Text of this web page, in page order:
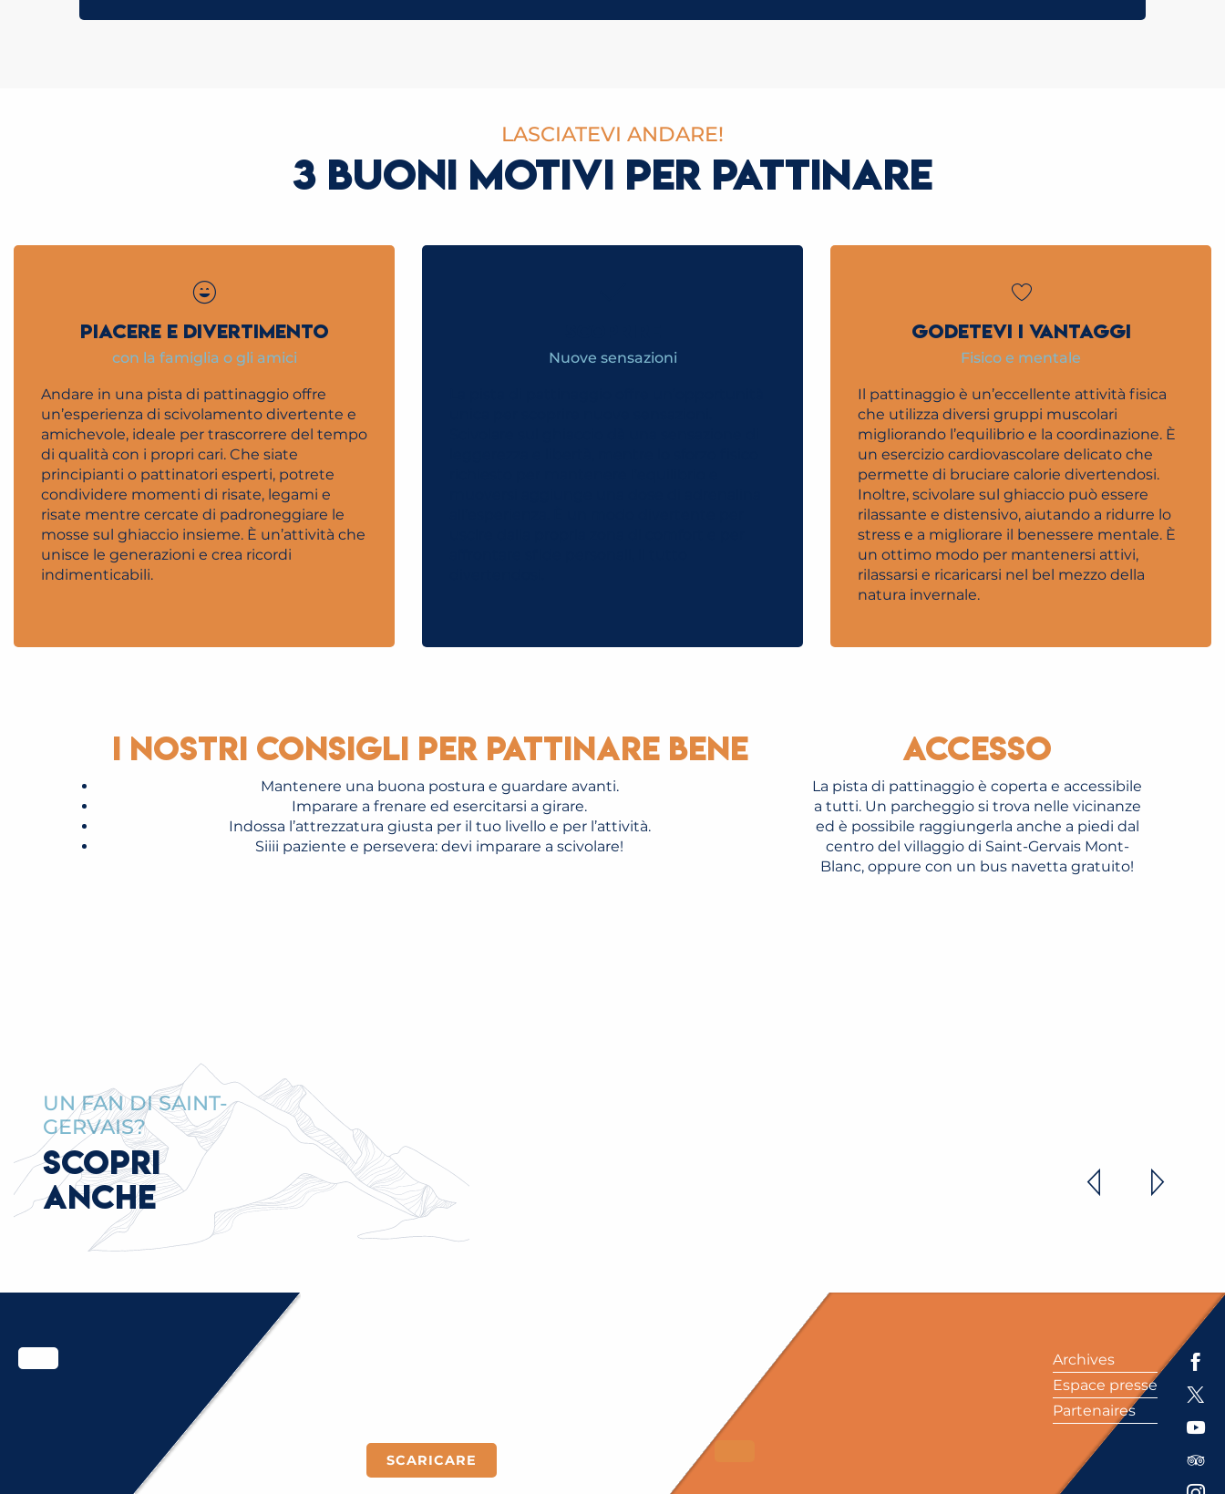
LASCIATEVI ANDARE!
3 BUONI MOTIVI PER PATTINARE
PIACERE E DIVERTIMENTO
con la famiglia o gli amici
Andare in una pista di pattinaggio offre
un’esperienza di scivolamento divertente e
amichevole, ideale per trascorrere del tempo
di qualità con i propri cari. Che siate
principianti o pattinatori esperti, potrete
condividere momenti di risate, legami e
risate mentre cercate di padroneggiare le
mosse sul ghiaccio insieme. È un’attività che
unisce le generazioni e crea ricordi
indimenticabili.
Nuove sensazioni
GODETEVI I VANTAGGI
Fisico e mentale
Il pattinaggio è un’eccellente attività fisica
che utilizza diversi gruppi muscolari
migliorando l’equilibrio e la coordinazione. È
un esercizio cardiovascolare delicato che
permette di bruciare calorie divertendosi.
Inoltre, scivolare sul ghiaccio può essere
rilassante e distensivo, aiutando a ridurre lo
stress e a migliorare il benessere mentale. È
un ottimo modo per mantenersi attivi,
rilassarsi e ricaricarsi nel bel mezzo della
natura invernale.
I nostri consigli per pattinare bene
Mantenere una buona postura e guardare avanti.
Imparare a frenare ed esercitarsi a girare.
Indossa l’attrezzatura giusta per il tuo livello e per l’attività.
Siiii paziente e persevera: devi imparare a scivolare!
Accesso
La pista di pattinaggio è coperta e accessibile
a tutti. Un parcheggio si trova nelle vicinanze
ed è possibile raggiungerla anche a piedi dal
centro del villaggio di Saint-Gervais Mont-
Blanc, oppure con un bus navetta gratuito!
UN FAN DI SAINT-
GERVAIS?
SCOPRI
ANCHE
SCARICARE
Archives
Espace presse
Partenaires